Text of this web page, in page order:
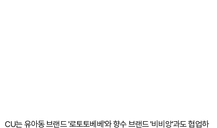
CU는 유아동 브랜드 '로토토베베'와 향수 브랜드 '비비앙'과도 협업하